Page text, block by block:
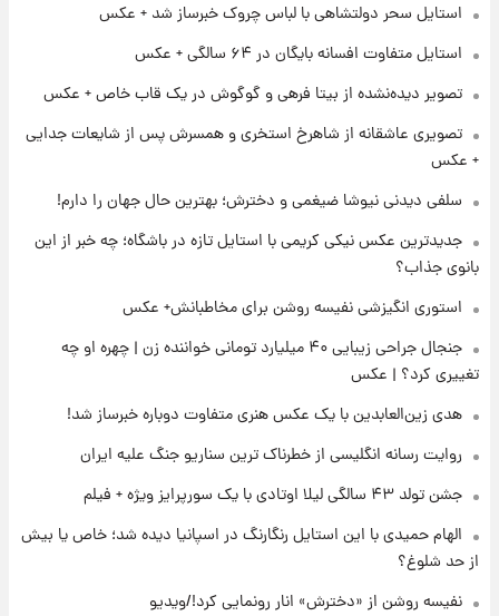
۱۳ ساعت پیش
فال روزانه واقعی یکشنبه ۱۸ مرداد ۱۴۰۵
ارزش سهام عدالت برای امروز ۱۷ مرداد ۱۴۰۵ +
لیونل مسی عزادار شد! + جزئیات
لحظه برخورد رعد و برق به ساختمان مرکز تجارت
استایل سحر دولتشاهی با لباس چروک خبرساز شد + عکس
استایل متفاوت افسانه بایگان در ۶۴ سالگی + عکس
تصویر دیده‌نشده از بیتا فرهی و گوگوش در یک قاب خاص + عکس
تصویری عاشقانه از شاهرخ استخری و همسرش پس از شایعات جدایی
+ عکس
سلفی دیدنی نیوشا ضیغمی و دخترش؛ بهترین حال جهان را دارم!
جدیدترین عکس نیکی کریمی با استایل تازه در باشگاه؛ چه خبر از این
بانوی جذاب؟
استوری انگیزشی نفیسه روشن برای مخاطبانش+ عکس
جنجال جراحی زیبایی ۴۰ میلیارد تومانی خواننده زن | چهره او چه
تغییری کرد؟ | عکس
هدی زین‌العابدین با یک عکس هنری متفاوت دوباره خبرساز شد!
روایت رسانه انگلیسی از خطرناک ترین سناریو جنگ علیه ایران
جشن تولد ۴۳ سالگی لیلا اوتادی با یک سورپرایز ویژه + فیلم
الهام حمیدی با این استایل رنگارنگ در اسپانیا دیده شد؛ خاص یا بیش
از حد شلوغ؟
نفیسه روشن از «دخترش» انار رونمایی کرد!/ویدیو